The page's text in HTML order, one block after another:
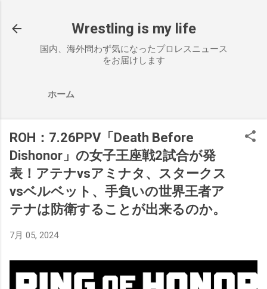
Wrestling is my life
国内、海外問わず気になったプロレスニュース
をお届けします
ホーム
ROH：7.26PPV「Death Before
Dishonor」の女子王座戦2試合が発
表！アテナvsアミナタ、スタークス
vsベルベット、手負いの世界王者ア
テナは防衛することが出来るのか。
7月 05, 2024